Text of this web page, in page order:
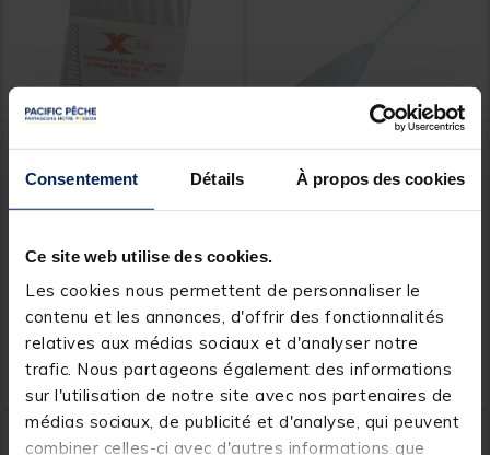
Consentement Détails À propos des cookies
Ce site web utilise des cookies.
Les cookies nous permettent de personnaliser le
contenu et les annonces, d'offrir des fonctionnalités
relatives aux médias sociaux et d'analyser notre
trafic. Nous partageons également des informations
sur l'utilisation de notre site avec nos partenaires de
médias sociaux, de publicité et d'analyse, qui peuvent
combiner celles-ci avec d'autres informations que
X-LINE
[object Object] out of 5 Customer Rating
(11)
1,00 € Ajouter au panier
Expédition sous 24 h
RAGOT
flottante (x1)
[object Object] out of 5
(2)
4,99 €